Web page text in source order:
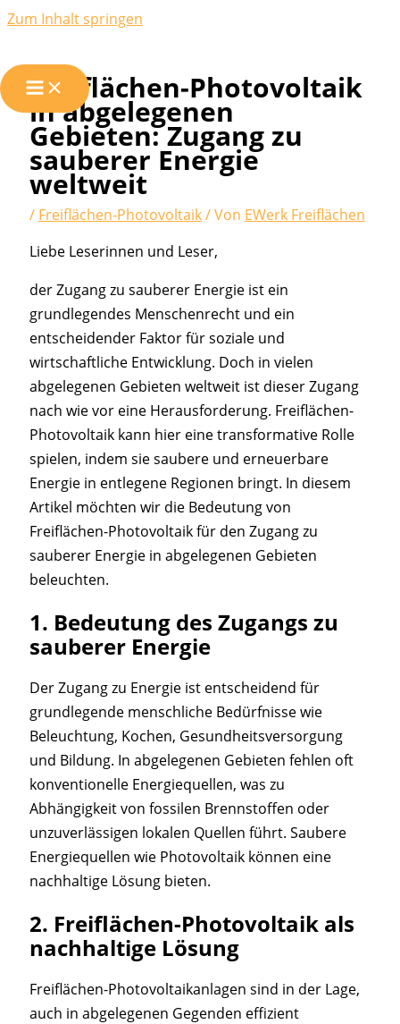
Zum Inhalt springen
Freiflächen-Photovoltaik
in abgelegenen
Gebieten: Zugang zu
sauberer Energie
weltweit
/ Freiflächen-Photovoltaik/ Von EWerk Freiflächen
Liebe Leserinnen und Leser,
der Zugang zu sauberer Energie ist ein
grundlegendes Menschenrecht und ein
entscheidender Faktor für soziale und
wirtschaftliche Entwicklung. Doch in vielen
abgelegenen Gebieten weltweit ist dieser Zugang
nach wie vor eine Herausforderung. Freiflächen-
Photovoltaik kann hier eine transformative Rolle
spielen, indem sie saubere und erneuerbare
Energie in entlegene Regionen bringt. In diesem
Artikel möchten wir die Bedeutung von
Freiflächen-Photovoltaik für den Zugang zu
sauberer Energie in abgelegenen Gebieten
beleuchten.
1. Bedeutung des Zugangs zu
sauberer Energie
Der Zugang zu Energie ist entscheidend für
grundlegende menschliche Bedürfnisse wie
Beleuchtung, Kochen, Gesundheitsversorgung
und Bildung. In abgelegenen Gebieten fehlen oft
konventionelle Energiequellen, was zu
Abhängigkeit von fossilen Brennstoffen oder
unzuverlässigen lokalen Quellen führt. Saubere
Energiequellen wie Photovoltaik können eine
nachhaltige Lösung bieten.
2. Freiflächen-Photovoltaik als
nachhaltige Lösung
Freiflächen-Photovoltaikanlagen sind in der Lage,
auch in abgelegenen Gegenden effizient